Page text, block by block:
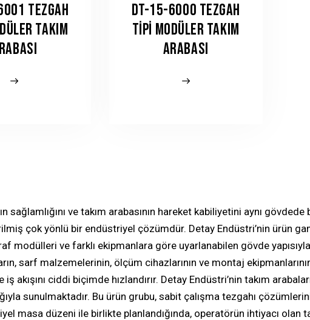
TEZGAH
TAKIM
DT-15-6000 TEZGAH
TIPI MODÜLER TAKIM
ARABASI
sağlamlığını ve takım arabasının hareket kabiliyetini aynı
çok yönlü bir endüstriyel çözümdür. Detay Endüstri’nin ürün
modülleri ve farklı ekipmanlara göre uyarlanabilen gövde
sarf malzemelerinin, ölçüm cihazlarının ve montaj
ciddi biçimde hızlandırır. Detay Endüstri’nin takım
sunulmaktadır. Bu ürün grubu, sabit çalışma tezgahı
masa düzeni ile birlikte planlandığında, operatörün ihtiyacı olan